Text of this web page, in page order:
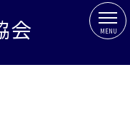
会 MENU